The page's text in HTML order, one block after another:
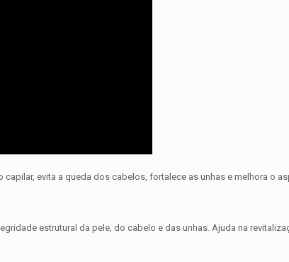
evita a queda dos cabelos, fortalece as unhas e melhora o
estrutural da pele, do cabelo e das unhas. Ajuda na